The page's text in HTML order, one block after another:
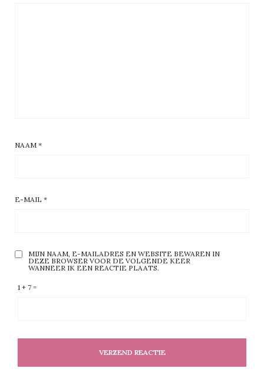
NAAM *
E-MAIL *
MIJN NAAM, E-MAILADRES EN WEBSITE BEWAREN IN
DEZE BROWSER VOOR DE VOLGENDE KEER
WANNEER IK EEN REACTIE PLAATS.
1 + 7 =